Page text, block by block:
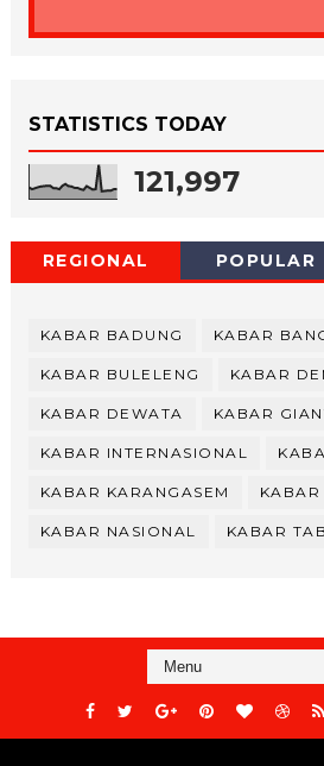
STATISTICS TODAY
121,997
REGIONAL POPULAR
KABAR BADUNG KABAR
KABAR BULELENG KABAR
KABAR DEWATA KABAR
KABAR INTERNASIONAL
KABAR KARANGASEM KABAR
KABAR NASIONAL KABAR